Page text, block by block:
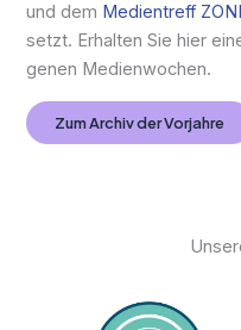
und dem Medien­­treff
setzt. Erhal­ten Sie hier
ge­nen Medienwochen.
Zum Archiv der Vorjahre